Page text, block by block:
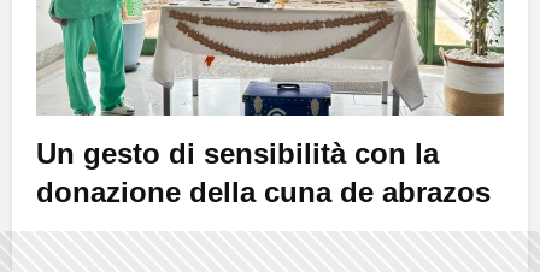
Un gesto di sensibilità con la
donazione della cuna de abrazos